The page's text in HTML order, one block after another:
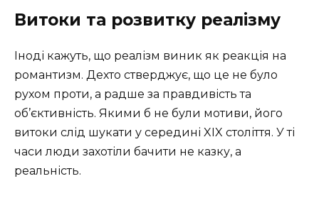
Витоки та розвитку реалізму
Іноді кажуть, що реалізм виник як реакція на
романтизм. Дехто стверджує, що це не було
рухом проти, а радше за правдивість та
об’єктивність. Якими б не були мотиви, його
витоки слід шукати у середині XIX століття. У ті
часи люди захотіли бачити не казку, а
реальність.